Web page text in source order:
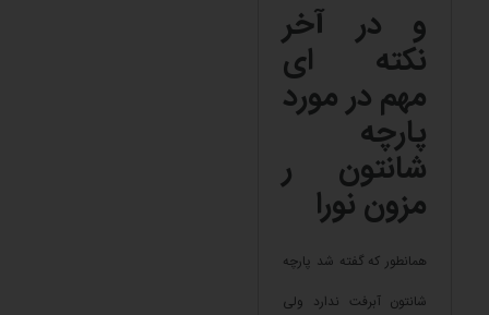
و در آخر
نکته ای
مهم در مورد
پارچه
شانتون ر
مزون نورا
همانطور که گفته شد پارچه
شانتون آبرفت ندارد ولی